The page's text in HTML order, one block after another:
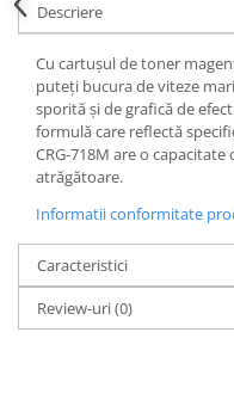
Descriere
Cu cartușul de toner
puteți bucura de viteze
sporită și de grafică de
formulă care reflectă
CRG-718M are o
atrăgătoare.
Informatii conformitate
Caracteristici
Review-uri(0)